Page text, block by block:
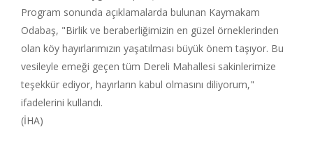
Program sonunda açıklamalarda bulunan Kaymakam
Odabaş, "Birlik ve beraberliğimizin en güzel örneklerinden
olan köy hayırlarımızın yaşatılması büyük önem taşıyor. Bu
vesileyle emeği geçen tüm Dereli Mahallesi sakinlerimize
teşekkür ediyor, hayırların kabul olmasını diliyorum,"
ifadelerini kullandı.
(İHA)